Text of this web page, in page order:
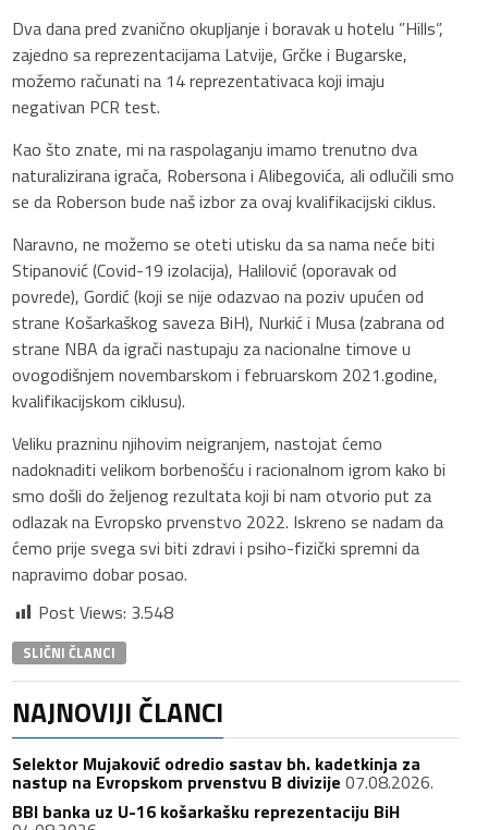
Dva dana pred zvanično okupljanje i boravak u hotelu ”Hills”,
zajedno sa reprezentacijama Latvije, Grčke i Bugarske,
možemo računati na 14 reprezentativaca koji imaju
negativan PCR test.
Kao što znate, mi na raspolaganju imamo trenutno dva
naturalizirana igrača, Robersona i Alibegovića, ali odlučili smo
se da Roberson bude naš izbor za ovaj kvalifikacijski ciklus.
Naravno, ne možemo se oteti utisku da sa nama neće biti
Stipanović (Covid-19 izolacija), Halilović (oporavak od
povrede), Gordić (koji se nije odazvao na poziv upućen od
strane Košarkaškog saveza BiH), Nurkić i Musa (zabrana od
strane NBA da igrači nastupaju za nacionalne timove u
ovogodišnjem novembarskom i februarskom 2021.godine,
kvalifikacijskom ciklusu).
Veliku prazninu njihovim neigranjem, nastojat ćemo
nadoknaditi velikom borbenošću i racionalnom igrom kako bi
smo došli do željenog rezultata koji bi nam otvorio put za
odlazak na Evropsko prvenstvo 2022. Iskreno se nadam da
ćemo prije svega svi biti zdravi i psiho-fizički spremni da
napravimo dobar posao.
Post Views: 3.548
SLIČNI ČLANCI
NAJNOVIJI ČLANCI
Selektor Mujaković odredio sastav bh. kadetkinja za
nastup na Evropskom prvenstvu B divizije 07.08.2026.
BBI banka uz U-16 košarkašku reprezentaciju BiH